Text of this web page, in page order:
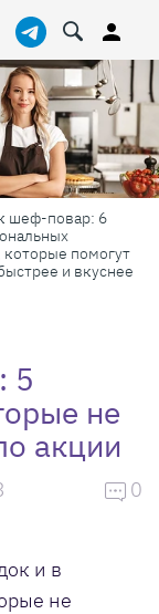
шеф-повар: 6
которые помогут
и вкуснее
5
не
акции
0
и в
не